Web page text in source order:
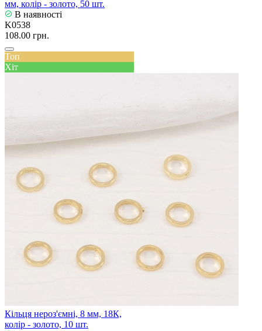
мм, колір - золото, 50 шт.
В наявності
K0538
108.00 грн.
Топ
Хіт
Кільця нероз'ємні, 8 мм, 18К,
колір - золото, 10 шт.